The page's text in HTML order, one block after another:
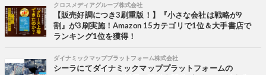
クロスメディアグループ株式会社
【販売好調につき3刷重版！】『小さな会社は戦略が9
割』が3刷実施！Amazon 15カテゴリで1位＆大手書店で
ランキング1位を獲得！
ダイナミックマッププラットフォーム株式会社
シーラにてダイナミックマッププラットフォームの